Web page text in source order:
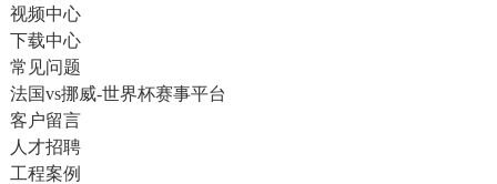
视频中心
下载中心
常见问题
法国vs挪威-世界杯赛事平台
客户留言
人才招聘
工程案例